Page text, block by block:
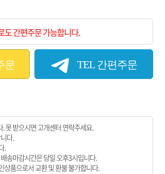
도 간편주문 가능합니다.
문 TEL 간편주문
못 받으시면 고개센터 연락주세요.
다.
.
송마감시간은 당일 오후3시입니다.
상품으로서 교환 및 환불 불가합니다.